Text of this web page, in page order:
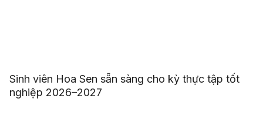
Sinh viên Hoa Sen sẵn sàng cho kỳ thực tập tốt
nghiệp 2026–2027